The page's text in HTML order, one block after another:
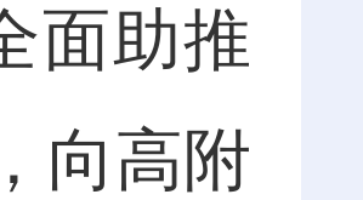
面助推
向高附